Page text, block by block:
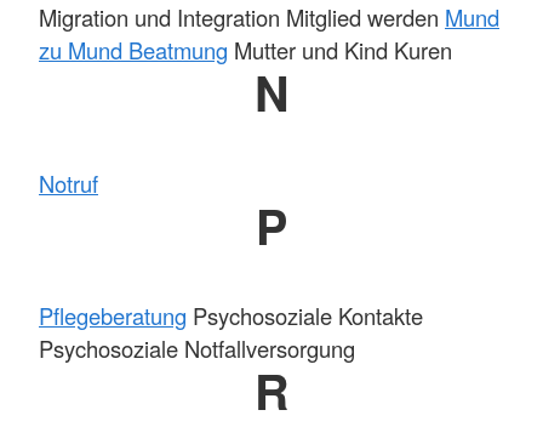
Migration und Integration Mitglied werden Mund
zu Mund Beatmung Mutter und Kind Kuren
N
Notruf
P
Pflegeberatung Psychosoziale Kontakte
Psychosoziale Notfallversorgung
R